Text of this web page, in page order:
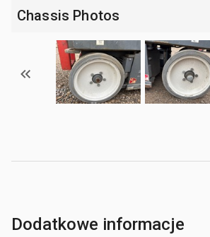
Chassis Photos
Dodatkowe informacje